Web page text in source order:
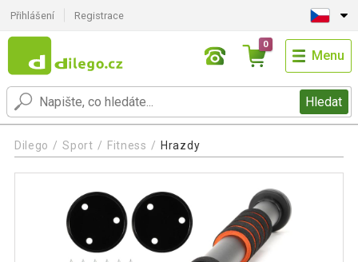
Přihlášení Registrace
Hledat
0
Menu
Dilego Sport Fitness Hrazdy